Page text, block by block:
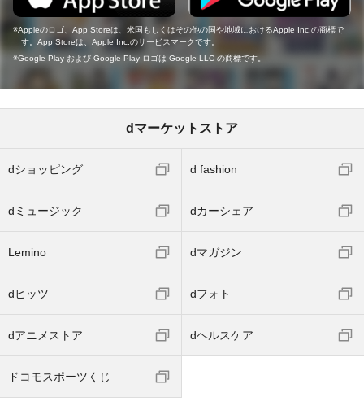
Appleのロゴ、App Storeは、米国もしくはその他の国や地域におけるApple Inc.の商標で
す。App Storeは、Apple Inc.のサービスマークです。
Google Play および Google Play ロゴは Google LLC の商標です。
dマーケットストア
dショッピング d fashion
dミュージック dカーシェア
Lemino dマガジン
dヒッツ dフォト
dアニメストア dヘルスケア
ドコモスポーツくじ